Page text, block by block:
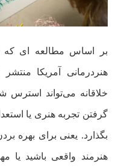
هنردرمانی آمریکا
خلاقانه می‌تواند استرس
گرفتن تجربه هنری یا
بگذارد. یعنی برای بهره
هنرمند واقعی باشید